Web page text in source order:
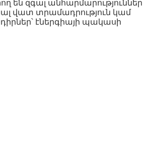
են զգալ անհարմարություններ
վատ տրամադրություն կամ
էներգիայի պակասի